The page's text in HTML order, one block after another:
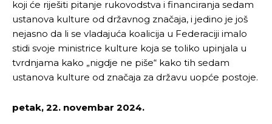
koji će riješiti pitanje rukovodstva i financiranja sedam
ustanova kulture od državnog značaja, i jedino je još
nejasno da li se vladajuća koalicija u Federaciji imalo
stidi svoje ministrice kulture koja se toliko upinjala u
tvrdnjama kako „nigdje ne piše“ kako tih sedam
ustanova kulture od značaja za državu uopće postoje.
petak, 22. novembar 2024.